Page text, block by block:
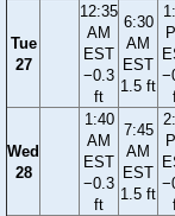
Tue
27
12:35
AM
EST
−0.3
ft
6:30
AM
EST
1.5 ft
Wed
28
1:40
AM
EST
−0.3
ft
7:45
AM
EST
1.5 ft